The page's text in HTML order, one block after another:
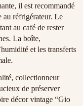
il est recommandé
au réfrigérateur. Le
au café de rester
La boîte,
et les transferts
collectionneur
de préserver
décor vintage “Gio